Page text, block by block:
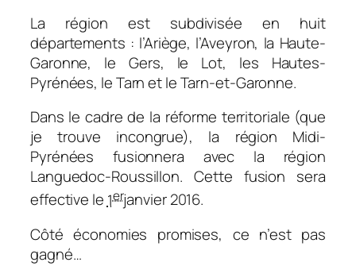
La région est subdivisée en huit
départements : l’Ariège, l’Aveyron, la Haute-
Garonne, le Gers, le Lot, les Hautes-
Pyrénées, le Tarn et le Tarn-et-Garonne.
Dans le cadre de la réforme territoriale (que
je trouve incongrue), la région Midi-
Pyrénées fusionnera avec la région
Languedoc-Roussillon. Cette fusion sera
effective le 1erjanvier 2016.
Côté économies promises, ce n’est pas
gagné…